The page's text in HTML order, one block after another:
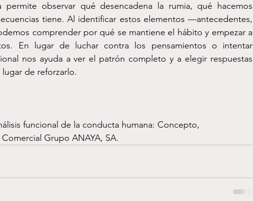
permite observar qué desencadena la rumia, qué hacemos
tiene. Al identificar estos elementos —antecedentes,
comprender por qué se mantiene el hábito y empezar a
En lugar de luchar contra los pensamientos o intentar
nos ayuda a ver el patrón completo y a elegir respuestas
de reforzarlo.
Grupo ANAYA, SA.